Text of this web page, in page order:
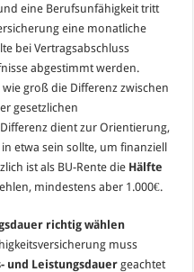
eine Berufsunfähigkeit tritt
eine monatliche
bei Vertragsabschluss
abgestimmt werden.
groß die Differenz zwischen
gesetzlichen
dient zur Orientierung,
etwa sein sollte, um finanziell
ist als BU-Rente die Hälfte
mindestens aber 1.000€.
richtig wählen
muss
und Leistungsdauergeachtet